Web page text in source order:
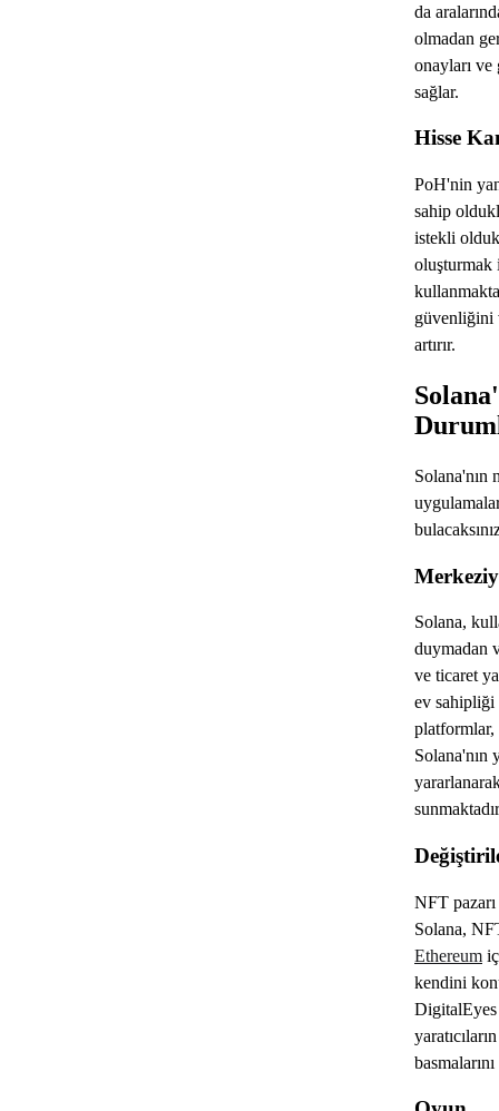
da
olmadan
onayları
sağlar.
Hisse
PoH'nin
sahip
istekli
oluşturmak
güvenliğini
artırır.
Solana'nın
Solana,
duymadan
ve ticaret
ev sahipliği
platformlar,
Solana'nın
NFT pazarı
Solana,
Ethereum
kendini
DigitalEyes